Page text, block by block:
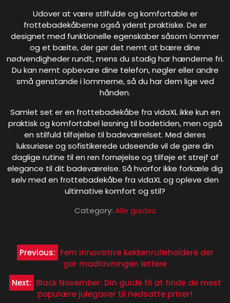
Udover at være stilfulde og komfortable er
frottebadekåberne også yderst praktiske. De er
designet med funktionelle egenskaber såsom lommer
og et bælte, der gør det nemt at bære dine
nødvendigheder rundt, mens du stadig har hænderne fri.
Du kan nemt opbevare dine telefon, nøgler eller andre
små genstande i lommerne, så du har dem lige ved
hånden.
Samlet set er en frottebadekåbe fra vidaXL ikke kun en
praktisk og komfortabel løsning til badetiden, men også
en stilfuld tilføjelse til badeværelset. Med deres
luksuriøse og sofistikerede udseende vil de gøre din
daglige rutine til en ren fornøjelse og tilføje et strejf af
elegance til dit badeværelse. Så hvorfor ikke forkæle dig
selv med en frottebadekåbe fra vidaXL og opleve den
ultimative komfort og stil?
Category: Alle guides
Indlægsnavigation
Previous: Fem innovative køkkenrulleholdere der
gør madlavningen lettere
Next: Black November: Din guide til at finde de mest
populære julegaver til nedsatte priser!